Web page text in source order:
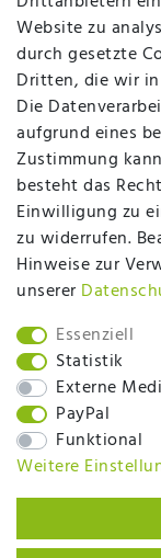
Website zu
durch gesetzte
Dritten, die wir
Die
aufgrund eines
Zustimmung
besteht das
Einwilligung zu
zu widerrufen.
Hinweise zur
unserer
Essenziell
Statistik
Externe
PayPal
Funktional
Weitere